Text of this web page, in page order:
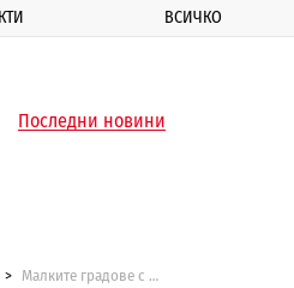
ВСИЧКО
Последни новини
Малките градове с по-висока избирателна активност